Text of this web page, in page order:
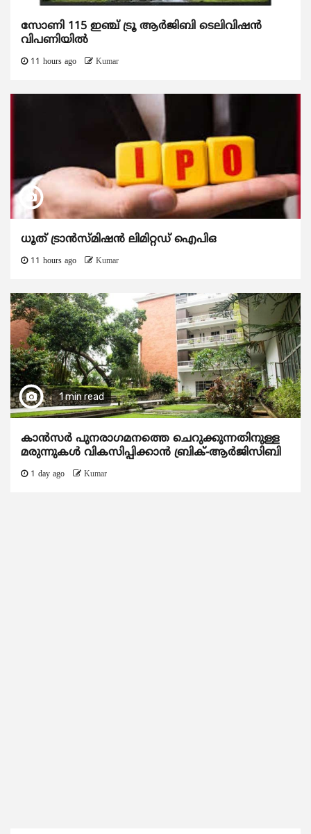
സോണി 115 ഇഞ്ച് ട്രൂ ആർജിബി ടെലിവിഷൻ
വിപണിയിൽ
11 hours ago Kumar
ധൂത് ട്രാൻസ്മിഷൻ ലിമിറ്റഡ് ഐപിഒ
11 hours ago Kumar
1 min read
കാന്‍സര്‍ പുനരാഗമനത്തെ ചെറുക്കുന്നതിനുള്ള
മരുന്നുകള്‍ വികസിപ്പിക്കാന്‍ ബ്രിക്-ആര്‍ജിസിബി
1 day ago Kumar